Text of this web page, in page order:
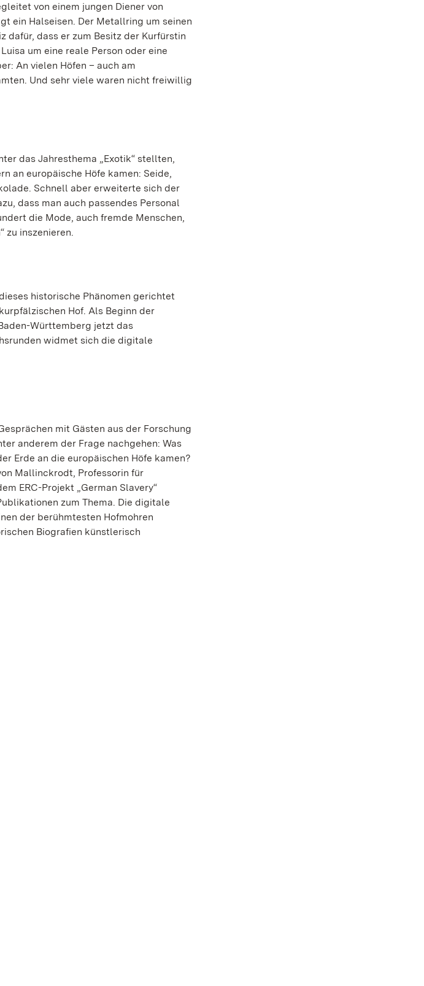
von einem jungen Diener von
ein Halseisen. Der Metallring um seinen
dafür, dass er zum Besitz der Kurfürstin
um eine reale Person oder eine
An vielen Höfen – auch am
Und sehr viele waren nicht freiwillig
das Jahresthema „Exotik“ stellten,
an europäische Höfe kamen: Seide,
Schnell aber erweiterte sich der
dass man auch passendes Personal
die Mode, auch fremde Menschen,
zu inszenieren.
historische Phänomen gerichtet
Hof. Als Beginn der
Württemberg jetzt das
widmet sich die digitale
mit Gästen aus der Forschung
anderem der Frage nachgehen: Was
Erde an die europäischen Höfe kamen?
Mallinckrodt, Professorin für
ERC-Projekt „German Slavery“
zum Thema. Die digitale
der berühmtesten Hofmohren
Biografien künstlerisch